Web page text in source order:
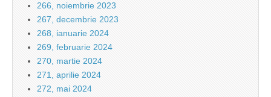
266, noiembrie 2023
267, decembrie 2023
268, ianuarie 2024
269, februarie 2024
270, martie 2024
271, aprilie 2024
272, mai 2024